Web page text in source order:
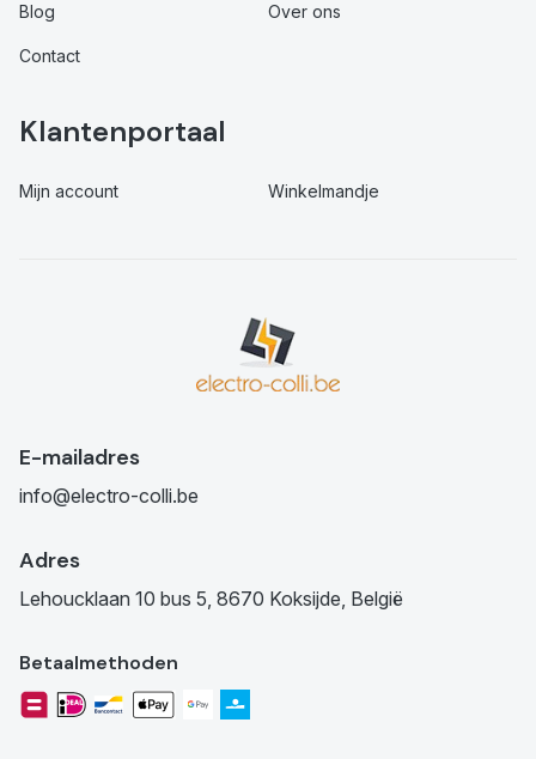
Blog Over ons
Contact
Klantenportaal
Mijn account Winkelmandje
E-mailadres
info@electro-colli.be
Adres
Lehoucklaan 10 bus 5, 8670 Koksijde, België
Betaalmethoden